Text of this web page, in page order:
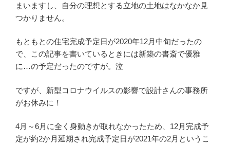
まいますし、自分の理想とする立地の土地はなかなか見
つかりません。
もともとの住宅完成予定日が2020年12月中旬だったの
で、この記事を書いているときには新築の書斎で優雅
に…の予定だったのですが。泣
ですが、新型コロナウイルスの影響で設計さんの事務所
がお休みに！
4月～6月に全く身動きが取れなかったため、12月完成予
定が約2か月延期され完成予定日が2021年の2月というこ